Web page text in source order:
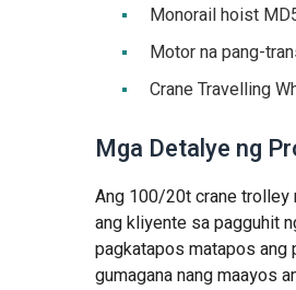
Monorail hoist
Motor na pang-
Crane Travelling
Mga Detalye ng
Ang 100/20t crane trolley
ang kliyente sa pagguhit
pagkatapos matapos ang
gumagana nang maayos